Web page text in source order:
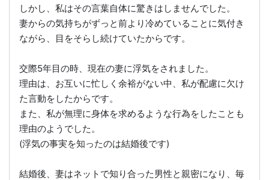
しかし、私はその言葉自体に驚きはしませんでした。
妻からの気持ちがずっと前より冷めていることに気付き
ながら、目をそらし続けていたからです。
交際5年目の時、現在の妻に浮気をされました。
理由は、お互いに忙しく余裕がない中、私が配慮に欠け
た言動をしたからです。
また、私が無理に身体を求めるような行為をしたことも
理由のようでした。
(浮気の事実を知ったのは結婚後です)
結婚後、妻はネットで知り合った男性と親密になり、毎